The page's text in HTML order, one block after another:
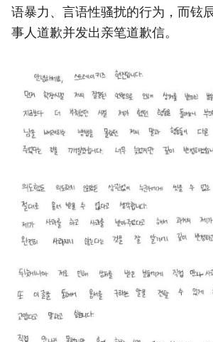
语暴力、言语性骚扰的行为，而铉
事人道歉并发出亲笔道歉信。